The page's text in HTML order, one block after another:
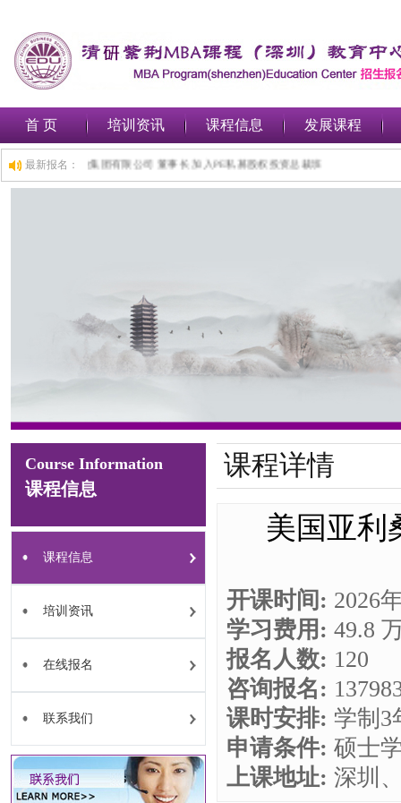
首 页 培训资讯 课程信息 发展课程
最新报名：
,1小时前,深圳***金融集团有限公司 董事长 加入PE私募股权投资总裁班
Course Information
课程信息
课程信息
培训资讯
在线报名
联系我们
课程详情
美国亚利
开课时间: 2026
学习费用: 49.8
报名人数: 120
咨询报名:
课时安排: 学制3
申请条件: 硕士
上课地址: 深圳